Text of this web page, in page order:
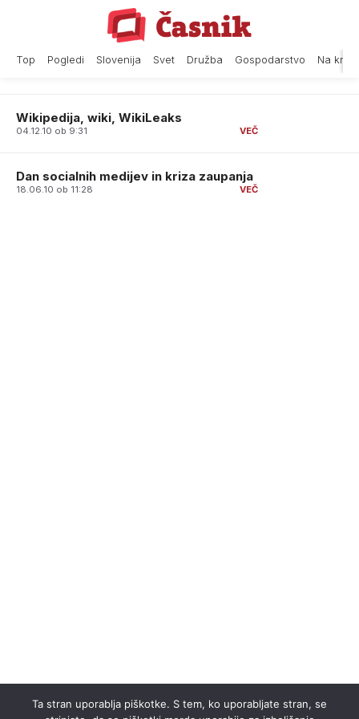
Top Pogledi Slovenija Svet Družba Gospodarstvo Na
Wikipedija, wiki, WikiLeaks
04.12.10 ob 9:31
Dan socialnih medijev in kriza zaupanja
18.06.10 ob 11:28
Ta stran uporablja piškotke. S tem, ko uporabljate stran, se